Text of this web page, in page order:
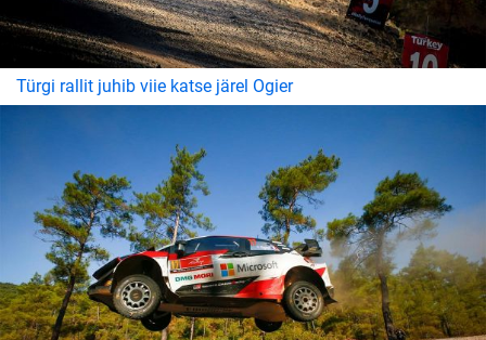
Türgi rallit juhib viie katse järel Ogier